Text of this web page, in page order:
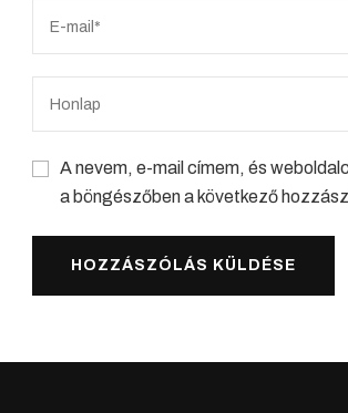
A nevem, e-mail címem, és
a böngészőben a következő